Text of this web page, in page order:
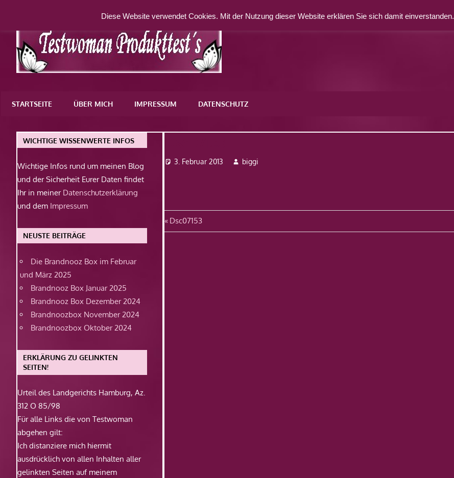
springen
WordPress-
STARTSEITE ÜBER MICH IMPRESSUM DATENSCHUTZ
3. Februar 2013 biggi
Beitragsnavigation
Vorheriger
Beitrag:
Dsc07153
WICHTIGE WISSENWERTE INFOS
Wichtige Infos rund um meinen Blog
und der Sicherheit Eurer Daten findet
Ihr in meiner Datenschutzerklärung
und dem Impressum
NEUSTE BEITRÄGE
Die Brandnooz Box im Februar
und März 2025
Brandnooz Box Januar 2025
Brandnooz Box Dezember 2024
Brandnoozbox November 2024
Brandnoozbox Oktober 2024
ERKLÄRUNG ZU GELINKTEN
SEITEN!
Urteil des Landgerichts Hamburg, Az.
312 O 85/98
Für alle Links die von Testwoman
abgehen gilt:
Ich distanziere mich hiermit
ausdrücklich von allen Inhalten aller
gelinkten Seiten auf meinem
Diese Website verwendet Cookies. Mit der Nutzung dieser Website erklären Sie sich damit einverstanden.